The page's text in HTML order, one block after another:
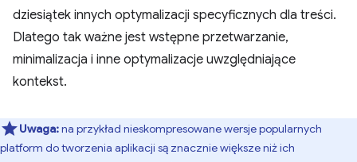
dziesiątek innych optymalizacji specyficznych dla treści.
Dlatego tak ważne jest wstępne przetwarzanie,
minimalizacja i inne optymalizacje uwzględniające
kontekst.
Uwaga:na przykład nieskompresowane wersje popularnych
platform do tworzenia aplikacji są znacznie większe niż ich